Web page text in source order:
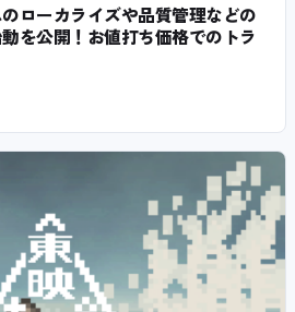
ローカライズや品質管理などの
を公開！お値打ち価格でのトラ